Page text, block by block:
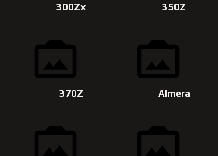
300Zx 350Z
370Z Almera